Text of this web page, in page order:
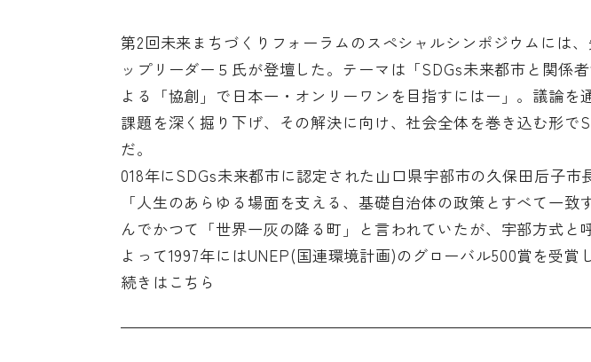
第2回未来まちづくりフォーラムのスペシャルシンポジウムには
ップリーダー５氏が登壇した。テーマは「SDGs未来都市と関係
よる「協創」で日本一・オンリーワンを目指すにはー」。議論を
課題を深く掘り下げ、その解決に向け、社会全体を巻き込む形で
だ。
018年にSDGs未来都市に認定された山口県宇部市の久保田后子市
「人生のあらゆる場面を支える、基礎自治体の政策とすべて一
んでかつて「世界一灰の降る町」と言われていたが、宇部方式と
よって1997年にはUNEP(国連環境計画)のグローバル500賞を受賞
続きは こちら